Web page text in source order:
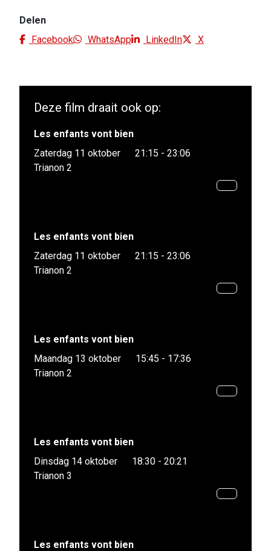
Delen
Facebook
WhatsApp LinkedIn X
Deze film draait ook op:
Les enfants vont bien
Zaterdag 11 oktober
21:15 - 23:06
Trianon 2
Les enfants vont bien
Zaterdag 11 oktober
21:15 - 23:06
Trianon 2
Les enfants vont bien
Maandag 13 oktober
15:45 - 17:36
Trianon 2
Les enfants vont bien
Dinsdag 14 oktober
18:30 - 20:21
Trianon 3
Les enfants vont bien